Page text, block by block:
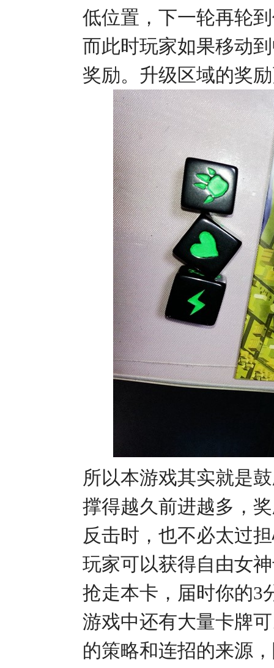
低位置，下一轮再轮
而此时玩家如果移动
奖励。升级区域的奖
所以本游戏其实就是
撑得越久前进越多，
反击时，也不必太过
玩家可以获得自由女
抢走本卡，届时你的3
游戏中还有大量卡牌
的策略和连招的来源